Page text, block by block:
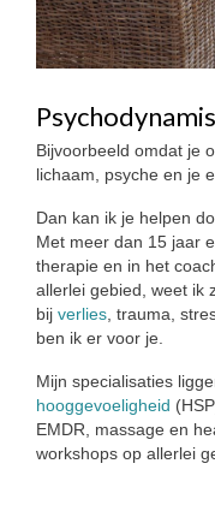
Bijvoorbeeld omdat je
lichaam, psyche en je
Dan kan ik je helpen
Met meer dan 15 jaar
therapie en in het
allerlei gebied, weet ik
bij verlies , trauma,
ben ik er voor je.
Mijn specialisaties
hooggevoeligheid
EMDR, massage en
workshops op allerlei